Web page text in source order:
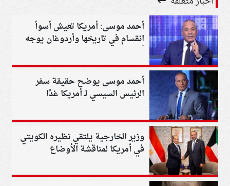
أحمد موسى: أمريكا تعيش أسوأ
انقسام في تاريخها وأردوغان يوجه
أعنف هجوم على إسرائيل
أحمد موسى يوضح حقيقة سفر
الرئيس السيسي لـ أمريكا غدًا
وزير الخارجية يلتقي نظيره الكويتي
في أمريكا لمناقشة الأوضاع
الإقليمية والاقتصادية